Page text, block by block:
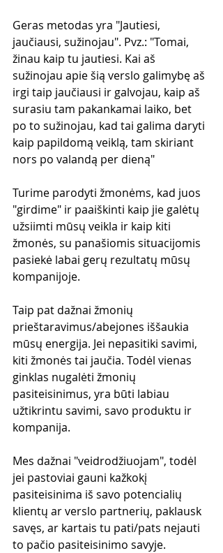
Geras metodas yra "Jautiesi,
jaučiausi, sužinojau". Pvz.: "Tomai,
žinau kaip tu jautiesi. Kai aš
sužinojau apie šią verslo galimybę aš
irgi taip jaučiausi ir galvojau, kaip aš
surasiu tam pakankamai laiko, bet
po to sužinojau, kad tai galima daryti
kaip papildomą veiklą, tam skiriant
nors po valandą per dieną"
Turime parodyti žmonėms, kad juos
"girdime" ir paaiškinti kaip jie galėtų
užsiimti mūsų veikla ir kaip kiti
žmonės, su panašiomis situacijomis
pasiekė labai gerų rezultatų mūsų
kompanijoje.
Taip pat dažnai žmonių
prieštaravimus/abejones iššaukia
mūsų energija. Jei nepasitiki savimi,
kiti žmonės tai jaučia. Todėl vienas
ginklas nugalėti žmonių
pasiteisinimus, yra būti labiau
užtikrintu savimi, savo produktu ir
kompanija.
Mes dažnai "veidrodžiuojam", todėl
jei pastoviai gauni kažkokį
pasiteisinima iš savo potencialių
klientų ar verslo partnerių, paklausk
savęs, ar kartais tu pati/pats nejauti
to pačio pasiteisinimo savyje.